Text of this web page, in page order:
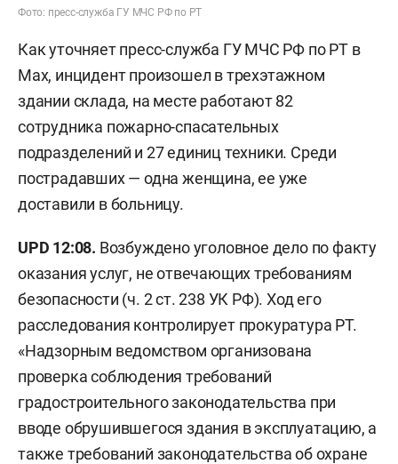
Фото: пресс-служба ГУ МЧС РФ по РТ
Как уточняет пресс-служба ГУ МЧС РФ по РТ в
Max, инцидент произошел в трехэтажном
здании склада, на месте работают 82
сотрудника пожарно-спасательных
подразделений и 27 единиц техники. Среди
пострадавших — одна женщина, ее уже
доставили в больницу.
UPD 12:08. Возбуждено уголовное дело по факту
оказания услуг, не отвечающих требованиям
безопасности (ч. 2 ст. 238 УК РФ). Ход его
расследования контролирует прокуратура РТ.
«Надзорным ведомством организована
проверка соблюдения требований
градостроительного законодательства при
вводе обрушившегося здания в эксплуатацию, а
также требований законодательства об охране